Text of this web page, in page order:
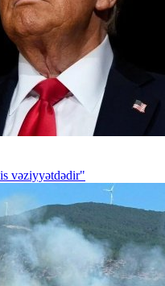
vəziyyətdədir"